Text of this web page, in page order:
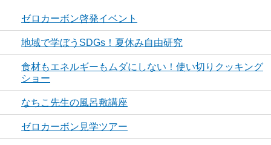
ゼロカーボン啓発イベント
地域で学ぼうSDGs！夏休み自由研究
食材もエネルギーもムダにしない！使い切りクッキング
ショー
なちこ先生の風呂敷講座
ゼロカーボン見学ツアー